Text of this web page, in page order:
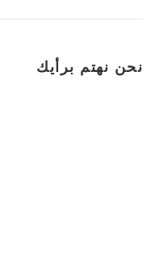
نحن نهتم برأيك